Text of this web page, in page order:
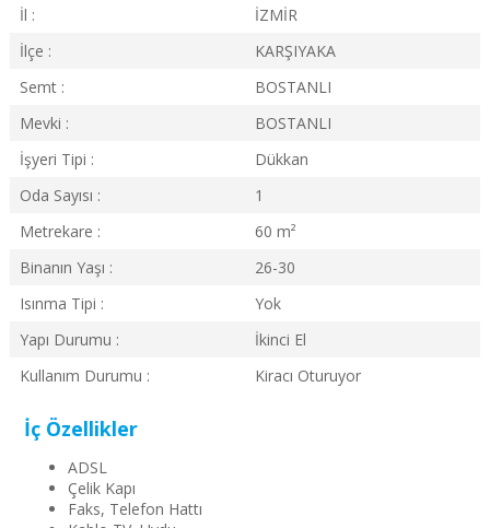
İl :
İZMİR
İlçe :
KARŞIYAKA
Semt :
BOSTANLI
Mevki :
BOSTANLI
İşyeri Tipi :
Dükkan
Oda Sayısı :
1
Metrekare :
60 m²
Binanın Yaşı :
26-30
Isınma Tipi :
Yok
Yapı Durumu :
İkinci El
Kullanım Durumu :
Kiracı Oturuyor
İç Özellikler
ADSL
Çelik Kapı
Faks, Telefon Hattı